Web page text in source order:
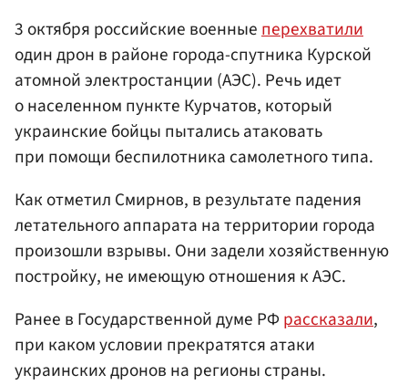
3 октября российские военныеперехватили
один дрон в районе города-спутника Курской
атомной электростанции (АЭС). Речь идет
о населенном пункте Курчатов, который
украинские бойцы пытались атаковать
при помощи беспилотника самолетного типа.
Как отметил Смирнов, в результате падения
летательного аппарата на территории города
произошли взрывы. Они задели хозяйственную
постройку, не имеющую отношения к АЭС.
Ранее в Государственной думе РФрассказали,
при каком условии прекратятся атаки
украинских дронов на регионы страны.